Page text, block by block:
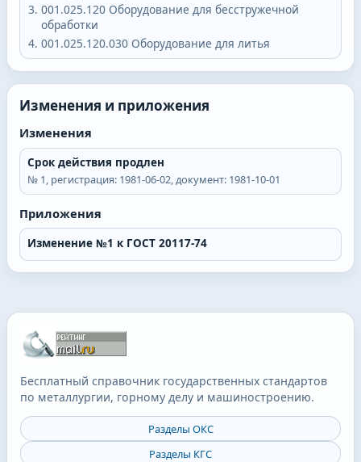
001.025.120 Оборудование для бесстружечной
обработки
001.025.120.030 Оборудование для литья
Изменения и приложения
Изменения
Срок действия продлен
№ 1, регистрация: 1981-06-02, документ: 1981-10-01
Приложения
Изменение №1 к ГОСТ 20117-74
Бесплатный справочник государственных стандартов
по металлургии, горному делу и машиностроению.
Разделы ОКС
Разделы КГС